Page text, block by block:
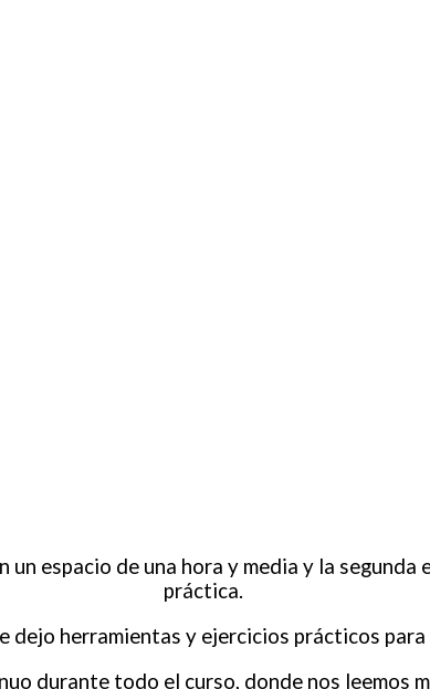
un espacio de una hora y media y la
práctica.
dejo herramientas y ejercicios prácticos para
durante todo el curso, donde nos leemos